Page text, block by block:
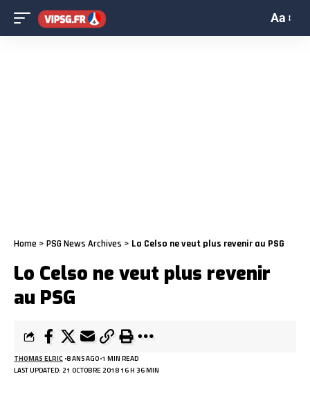
Aa
Home > PSG News Archives > Lo Celso ne veut plus revenir au PSG
Lo Celso ne veut plus revenir
au PSG
LAST UPDATED: 21 OCTOBRE 2018 16 H 36 MIN
THOMAS ELRIC 8 ANS AGO 1 MIN READ